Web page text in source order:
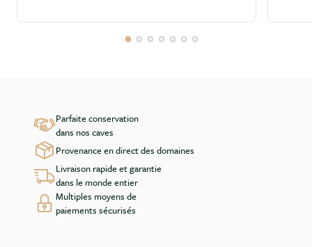
Parfaite conservation
dans nos caves
Provenance en direct des domaines
Livraison rapide et garantie
dans le monde entier
Multiples moyens de
paiements sécurisés